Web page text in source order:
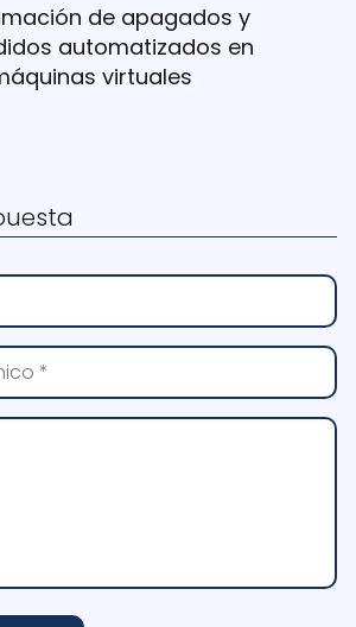
de apagados y
automatizados en
virtuales